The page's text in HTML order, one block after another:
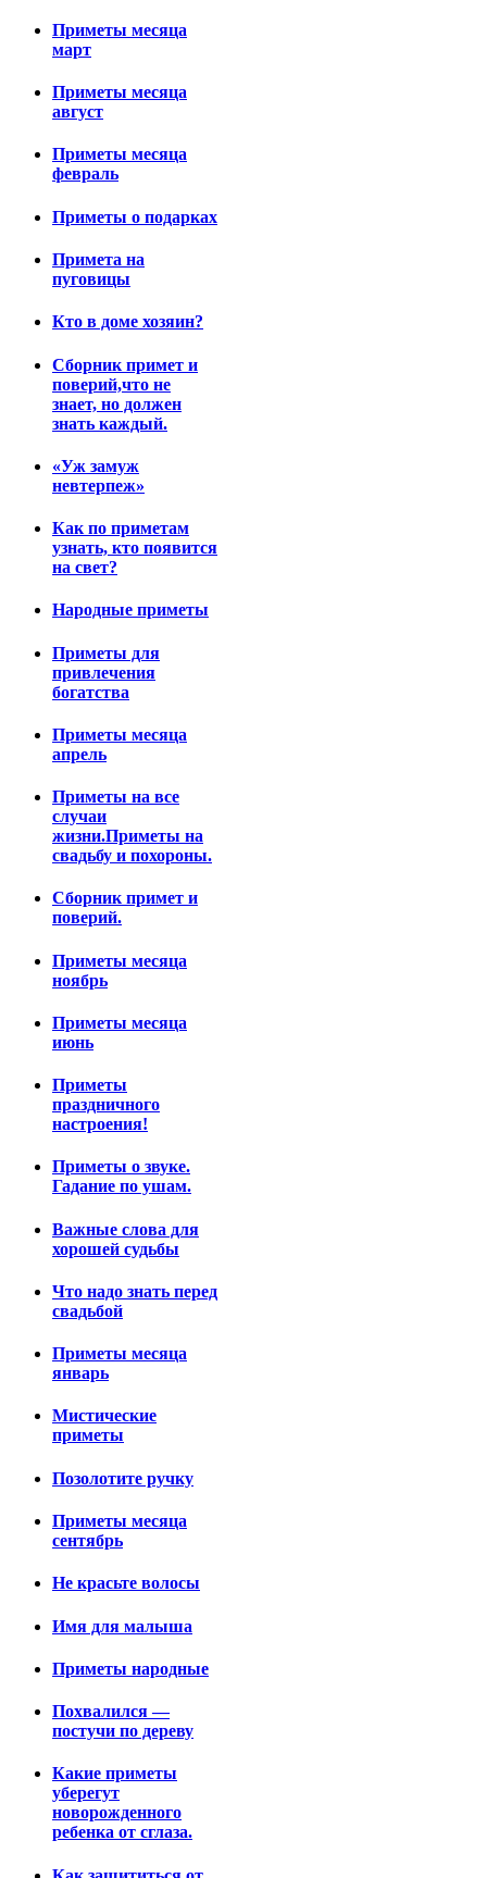
Приметы месяца
март
Приметы месяца
август
Приметы месяца
февраль
Приметы о подарках
Примета на
пуговицы
Кто в доме хозяин?
Сборник примет и
поверий,что не
знает, но должен
знать каждый.
«Уж замуж
невтерпеж»
Как по приметам
узнать, кто появится
на свет?
Народные приметы
Приметы для
привлечения
богатства
Приметы месяца
апрель
Приметы на все
случаи
жизни.Приметы на
свадьбу и похороны.
Сборник примет и
поверий.
Приметы месяца
ноябрь
Приметы месяца
июнь
Приметы
праздничного
настроения!
Приметы о звуке.
Гадание по ушам.
Важные слова для
хорошей судьбы
Что надо знать перед
свадьбой
Приметы месяца
январь
Мистические
приметы
Позолотите ручку
Приметы месяца
сентябрь
Не красьте волосы
Имя для малыша
Приметы народные
Похвалился —
постучи по дереву
Какие приметы
уберегут
новорожденного
ребенка от сглаза.